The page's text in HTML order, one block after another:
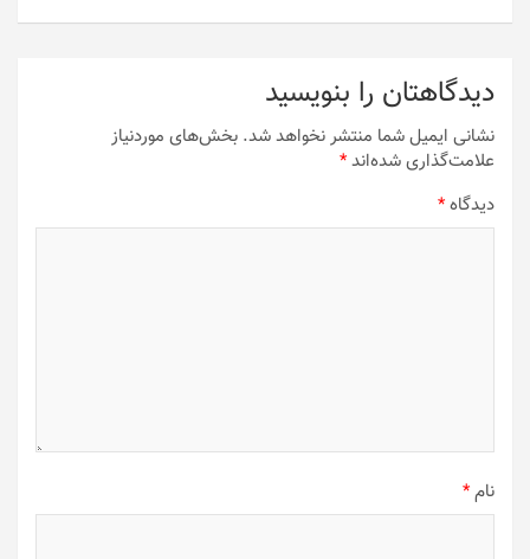
دیدگاهتان را بنویسید
نشانی ایمیل شما منتشر نخواهد شد. بخش‌های موردنیاز
علامت‌گذاری شده‌اند*
دیدگاه*
نام*